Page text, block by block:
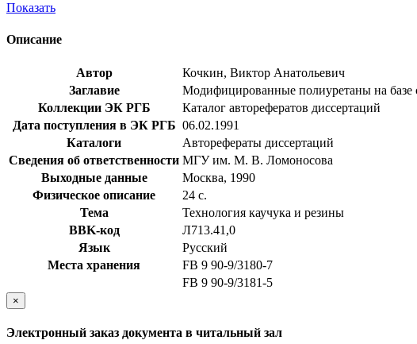
Показать
Описание
Автор
Кочкин, Виктор Анатольевич
Заглавие
Модифицированные полиуретаны на базе
Коллекции ЭК РГБ
Каталог авторефератов диссертаций
Дата поступления в ЭК РГБ 06.02.1991
Каталоги
Авторефераты диссертаций
Сведения об ответственности МГУ им. М. В. Ломоносова
Выходные данные
Москва, 1990
Физическое описание
24 с.
Тема
Технология каучука и резины
BBK-код
Л713.41,0
Язык
Русский
Места хранения
FB 9 90-9/3180-7
FB 9 90-9/3181-5
×
Электронный заказ документа в читальный зал